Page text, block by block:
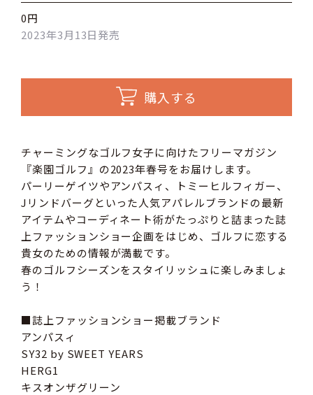
0円
2023年3月13日発売
購入する
チャーミングなゴルフ女子に向けたフリーマガジン
『楽園ゴルフ』の2023年春号をお届けします。
パーリーゲイツやアンパスィ、トミーヒルフィガー、
Jリンドバーグといった人気アパレルブランドの最新
アイテムやコーディネート術がたっぷりと詰まった誌
上ファッションショー企画をはじめ、ゴルフに恋する
貴女のための情報が満載です。
春のゴルフシーズンをスタイリッシュに楽しみましょ
う！
■誌上ファッションショー掲載ブランド
アンパスィ
SY32 by SWEET YEARS
HERG1
キスオンザグリーン